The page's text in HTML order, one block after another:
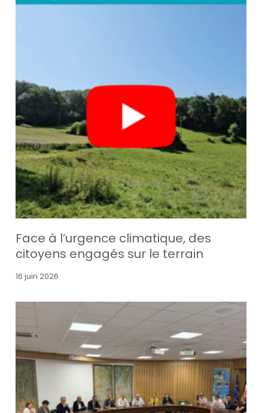
Face à l’urgence climatique, des
citoyens engagés sur le terrain
16 juin 2026